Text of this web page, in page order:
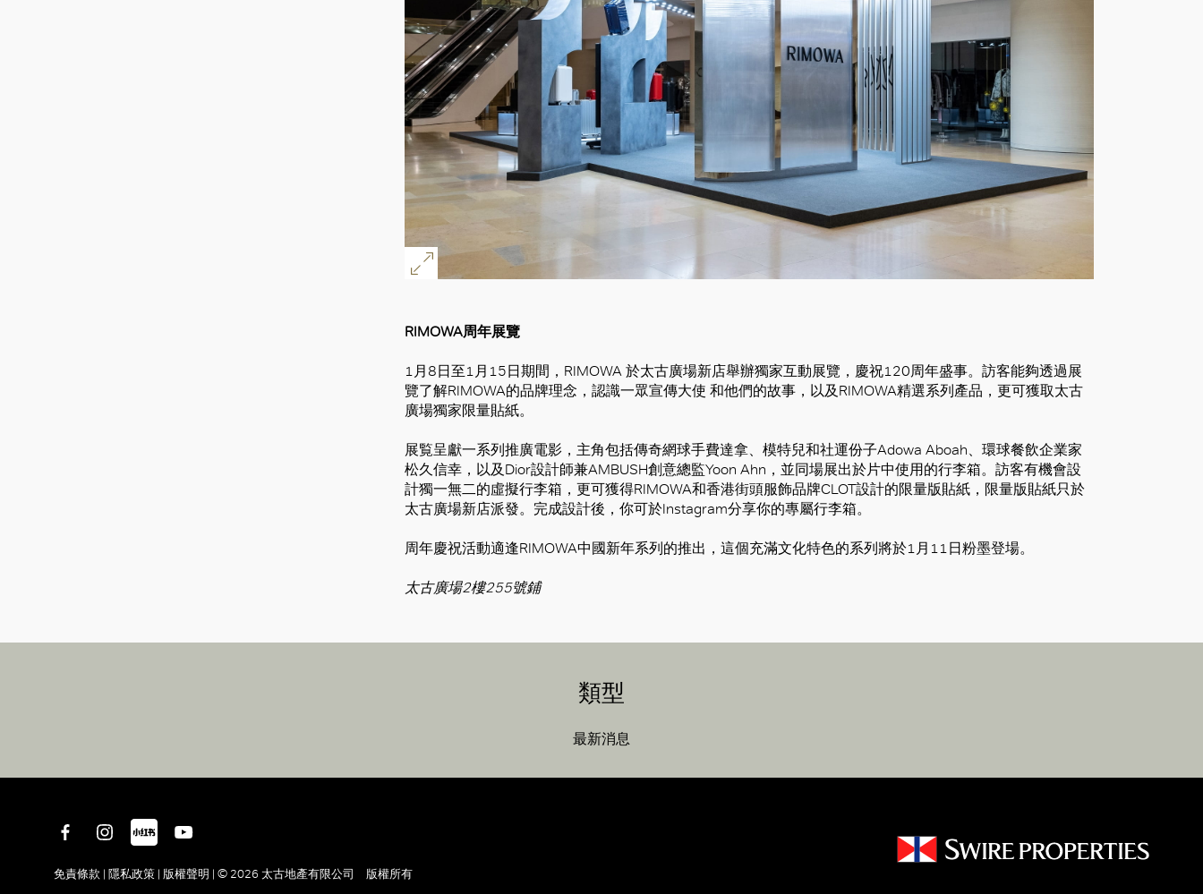
RIMOWA周年展覽
1月8日至1月15日期間，RIMOWA 於太古廣場新店舉辦獨家互動展覽，慶祝120周年盛事。訪客能夠透過展
覽了解RIMOWA的品牌理念，認識一眾宣傳大使 和他們的故事，以及RIMOWA精選系列產品，更可獲取太古
廣場獨家限量貼紙。
展覧呈獻一系列推廣電影，主角包括傳奇網球手費達拿、模特兒和社運份子Adowa Aboah、環球餐飲企業家
松久信幸，以及Dior設計師兼AMBUSH創意總監Yoon Ahn，並同場展出於片中使用的行李箱。訪客有機會設
計獨一無二的虛擬行李箱，更可獲得RIMOWA和香港街頭服飾品牌CLOT設計的限量版貼紙，限量版貼紙只於
太古廣場新店派發。完成設計後，你可於Instagram分享你的專屬行李箱。
周年慶祝活動適逢RIMOWA中國新年系列的推出，這個充滿文化特色的系列將於1月11日粉墨登場。
太古廣場2樓255號鋪
類型
最新消息
免責條款 | 隱私政策 | 版權聲明 | © 2026 太古地產有限公司 版權所有